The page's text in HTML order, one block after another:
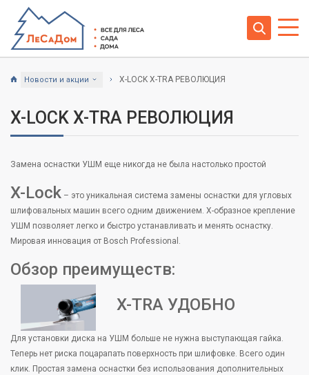
Новости и акции X-LOCK X-TRA РЕВОЛЮЦИЯ
X-LOCK X-TRA РЕВОЛЮЦИЯ
Замена оснастки УШМ еще никогда не была настолько простой
X-Lock – это уникальная cистема замены оснастки для угловых
шлифовальных машин всего одним движением. X-образное крепление
УШМ позволяет легко и быстро устанавливать и менять оснастку.
Мировая инновация от Bosch Professional.
Обзор преимуществ:
X-TRA УДОБНО
Для установки диска на УШМ больше не нужна выступающая гайка.
Теперь нет риска поцарапать поверхность при шлифовке. Всего один
клик. Простая замена оснастки без использования дополнительных